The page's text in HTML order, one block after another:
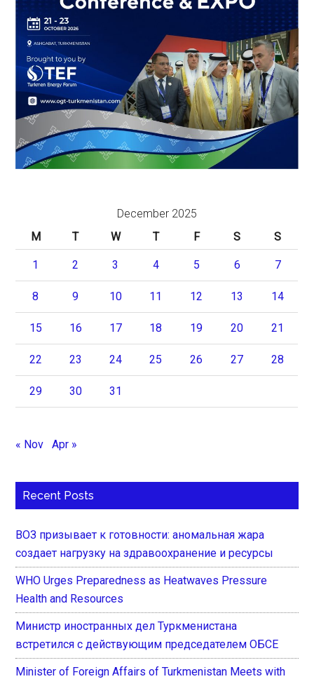
December 2025
M
T W T F S S
1 2 3 4 5 6 7
8 9 10 11 12 13 14
15 16 17 18 19 20 21
22 23 24 25 26 27 28
29 30 31
« Nov Apr »
Recent Posts
ВОЗ призывает к готовности: аномальная жара
создает нагрузку на здравоохранение и ресурсы
WHO Urges Preparedness as Heatwaves Pressure
Health and Resources
Министр иностранных дел Туркменистана
встретился с действующим председателем ОБСЕ
Minister of Foreign Affairs of Turkmenistan Meets with